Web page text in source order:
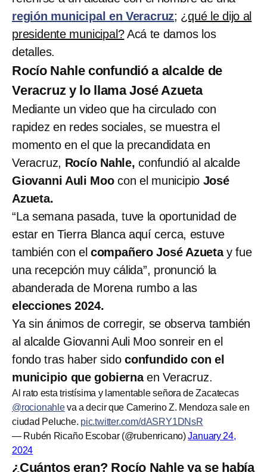
región municipal en Veracruz; ¿qué le dijo al
presidente municipal?Acá te damos los
detalles.
Rocío Nahle confundió a alcalde de
Veracruz y lo llama José Azueta
Mediante un video que ha circulado con
rapidez en redes sociales, se muestra el
momento en el que la precandidata en
Veracruz, Rocío Nahle, confundió al alcalde
Giovanni Auli Moocon el municipio José
Azueta.
“La semana pasada, tuve la oportunidad de
estar en Tierra Blanca aquí cerca, estuve
también con el compañero José Azuetay fue
una recepción muy cálida”, pronunció la
abanderada de Morena rumbo a las
elecciones 2024.
Ya sin ánimos de corregir, se observa también
al alcalde Giovanni Auli Moo sonreir en el
fondo tras haber sidoconfundido con el
municipio que gobiernaen Veracruz.
Al rato esta tristísima y lamentable señora de Zacatecas
@rocionahleva a decir que Camerino Z. Mendoza sale en
ciudad Peluche. pic.twitter.com/dASRY1DNsR
— Rubén Ricaño Escobar (@rubenricano)January 24,
2024
¿Cuántos eran? Rocío Nahle ya se había